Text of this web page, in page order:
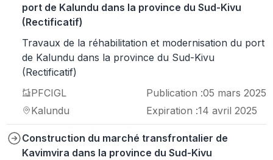
port de Kalundu dans la province du Sud-Kivu
(Rectificatif)
Travaux de la réhabilitation et modernisation du port
de Kalundu dans la province du Sud-Kivu
(Rectificatif)
PFCIGL
Kalundu
Publication :05 mars 2025
Expiration :14 avril 2025
Construction du marché transfrontalier de
Kavimvira dans la province du Sud-Kivu